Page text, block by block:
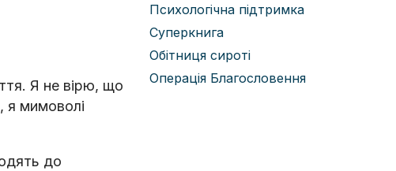
Я не вірю, що
я мимоволі
до
Психологічна підтримка
Суперкнига
Обітниця сироті
Операція Благословення